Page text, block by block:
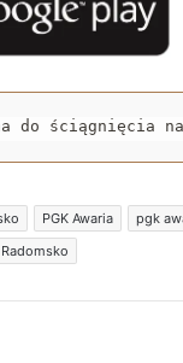
do ściągnięcia
PGK Awaria
pgk